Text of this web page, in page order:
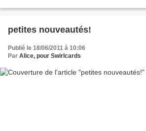
petites nouveautés!
Publié le 18/06/2011 à 10:06
Par Alice, pour Swirlcards